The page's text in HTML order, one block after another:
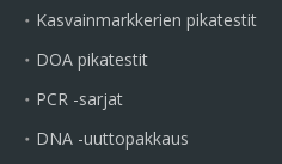
Kasvainmarkkerien pikatestit
DOA pikatestit
PCR -sarjat
DNA -uuttopakkaus